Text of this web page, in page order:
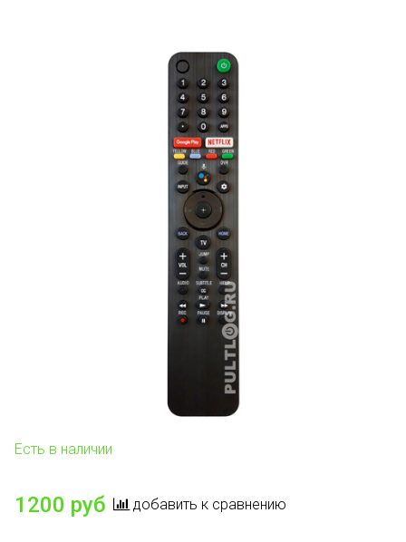
Есть в наличии
1200 руб добавить к сравнению